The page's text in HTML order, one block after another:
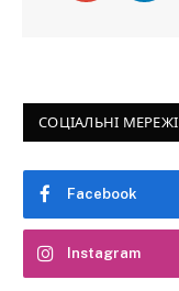
СОЦІАЛЬНІ МЕРЕЖІ
Facebook
Instagram